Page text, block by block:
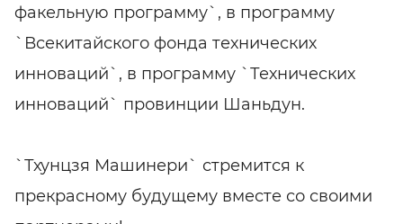
факельную программу`, в программу
`Всекитайского фонда технических
инноваций`, в программу `Технических
инноваций` провинции Шаньдун.
`Тхунцзя Машинери` стремится к
прекрасному будущему вместе со своими